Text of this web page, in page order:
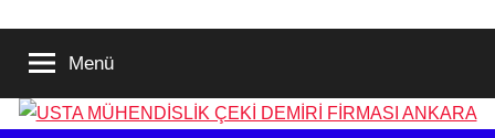
Menü